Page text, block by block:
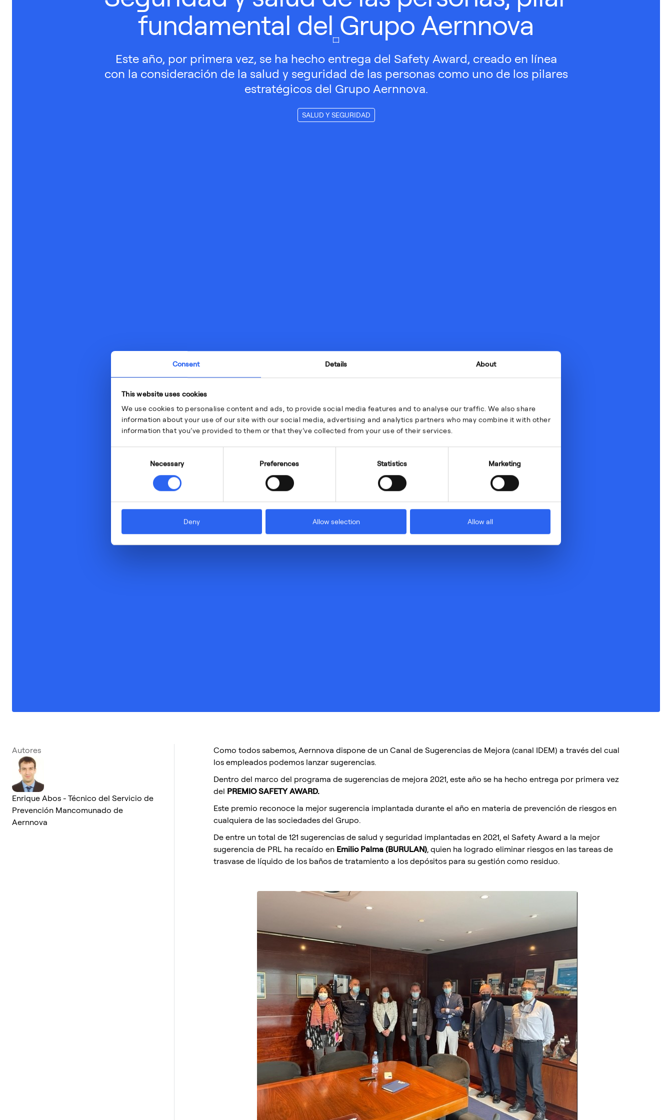
Consent Details About
This website uses cookies
We use cookies to personalise content and ads, to provide social media features and to analyse our traffic. We also share
information about your use of our site with our social media, advertising and analytics partners who may combine it with other
information that you’ve provided to them or that they’ve collected from your use of their services.
Necessary Preferences Statistics Marketing
Deny Allow selection Allow all
fundamental del Grupo Aernnova
Este año, por primera vez, se ha hecho entrega del Safety Award, creado en línea
con la consideración de la salud y seguridad de las personas como uno de los pilares
estratégicos del Grupo Aernnova.
SALUD Y SEGURIDAD
Autores
Enrique Abos - Técnico del Servicio de
Prevención Mancomunado de
Aernnova
Como todos sabemos, Aernnova dispone de un Canal de Sugerencias de Mejora (canal IDEM) a través del cual
los empleados podemos lanzar sugerencias.
Dentro del marco del programa de sugerencias de mejora 2021, este año se ha hecho entrega por primera vez
del PREMIO SAFETY AWARD.
Este premio reconoce la mejor sugerencia implantada durante el año en materia de prevención de riesgos en
cualquiera de las sociedades del Grupo.
De entre un total de 121 sugerencias de salud y seguridad implantadas en 2021, el Safety Award a la mejor
sugerencia de PRL ha recaído en Emilio Palma (BURULAN), quien ha logrado eliminar riesgos en las tareas de
trasvase de líquido de los baños de tratamiento a los depósitos para su gestión como residuo.